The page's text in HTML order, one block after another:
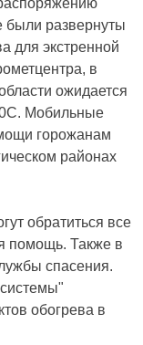
были развернуты
для экстренной
в
ожидается
Мобильные
горожанам
районах
обратиться все
помощь. Также в
спасения.